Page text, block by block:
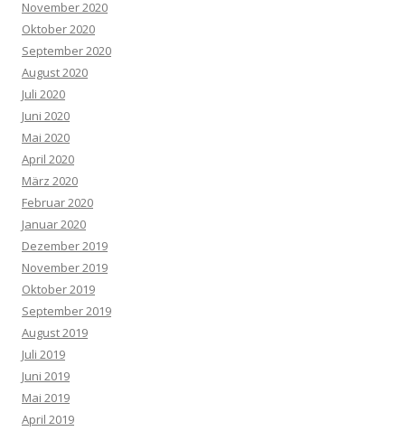
November 2020
Oktober 2020
September 2020
August 2020
Juli 2020
Juni 2020
Mai 2020
April 2020
März 2020
Februar 2020
Januar 2020
Dezember 2019
November 2019
Oktober 2019
September 2019
August 2019
Juli 2019
Juni 2019
Mai 2019
April 2019